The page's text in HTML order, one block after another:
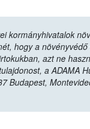
kormányhivatalok
hogy a
azt ne
a ADAMA
Budapest,